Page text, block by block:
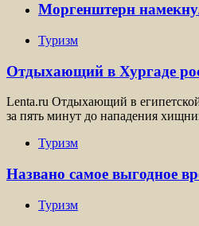
Моргенштерн
Туризм
Отдыхающий в Хургаде
Lenta.ru Отдыхающий в
за пять минут до нападения
Туризм
Названо самое выгодное
Туризм